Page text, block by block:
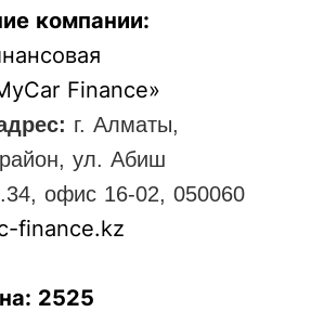
компании:
Finance»
г. Алматы,
ул. Абиш
офис 16-02, 050060
finance.kz
2525